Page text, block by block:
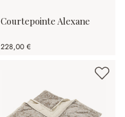
Courtepointe Alexane
228,00 €